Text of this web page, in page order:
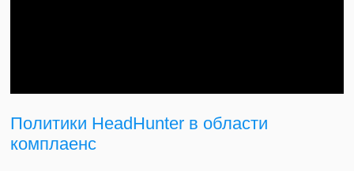
Политики HeadHunter в области
комплаенс